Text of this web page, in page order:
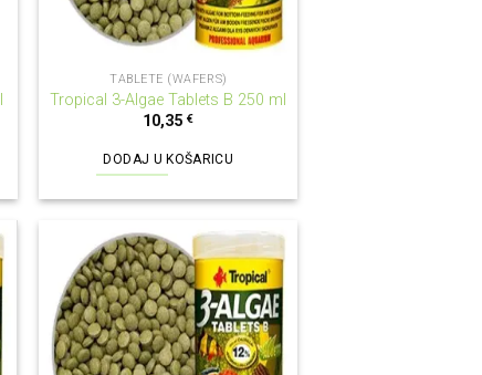
TABLETE (WAFERS)
Tropical 3-Algae Tablets B 250 ml
10,35€
DODAJ U KOŠARICU